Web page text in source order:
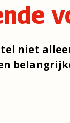
niet